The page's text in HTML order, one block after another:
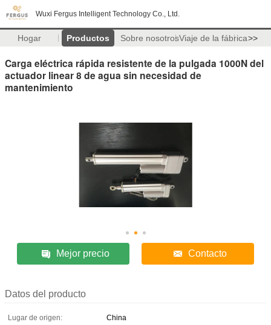
Wuxi Fergus Intelligent Technology Co., Ltd.
Hogar Productos Sobre nosotrosViaje de la fábrica>>
Carga eléctrica rápida resistente de la pulgada 1000N del
actuador linear 8 de agua sin necesidad de
mantenimiento
Mejor precio Contacto
Datos del producto
Lugar de origen:
China